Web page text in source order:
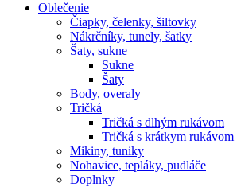
Oblečenie
Čiapky, čelenky, šiltovky
Nákrčníky, tunely, šatky
Šaty, sukne
Sukne
Šaty
Body, overaly
Tričká
Tričká s dlhým rukávom
Tričká s krátkym rukávom
Mikiny, tuniky
Nohavice, tepláky, pudláče
Doplnky